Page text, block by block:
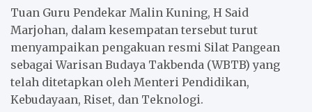
Tuan Guru Pendekar Malin Kuning, H Said
Marjohan, dalam kesempatan tersebut turut
menyampaikan pengakuan resmi Silat Pangean
sebagai Warisan Budaya Takbenda (WBTB) yang
telah ditetapkan oleh Menteri Pendidikan,
Kebudayaan, Riset, dan Teknologi.